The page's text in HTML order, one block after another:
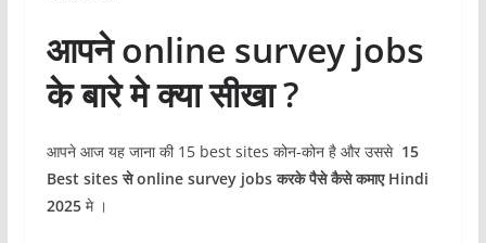
आपने online survey jobs
के बारे मे क्या सीखा ?
आपने आज यह जाना की 15 best sites कोन-कोन है और उससे 15
Best sites से online survey jobs करके पैसे कैसे कमाए Hindi
2025 मे ।